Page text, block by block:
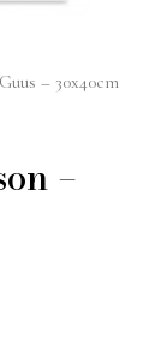
– 30x40cm
–